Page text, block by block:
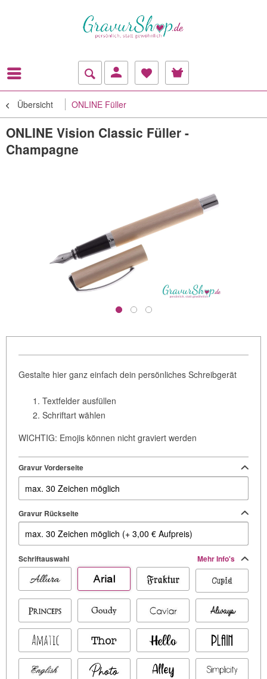
Übersicht ONLINE Füller
ONLINE Vision Classic Füller -
Champagne
Gestalte hier ganz einfach dein persönliches Schreibgerät
Textfelder ausfüllen
Schriftart wählen
WICHTIG: Emojis können nicht graviert werden
Gravur Vorderseite
Gravur Rückseite
Schriftauswahl Mehr Info's